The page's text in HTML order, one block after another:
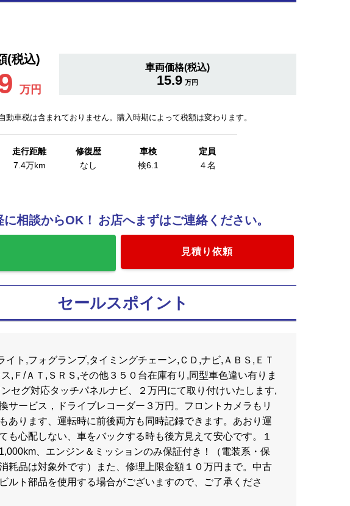
(税込)
万円
車両価格(税込)
15.9 万円
動車税は含まれておりません。購入時期によって税額は変わります。
走行距離
7.4万km
修復歴
なし
車検
検6.1
定員
４名
に相談からOK！ お店へまずはご連絡ください。
見積り依頼
セールスポイント
イト,フォグランプ,タイミングチェーン,ＣＤ,ナビ,ＡＢＳ,ＥＴ
ス,Ｆ/ＡＴ,ＳＲＳ,その他３５０台在庫有り,同型車色違い有りま
セグ対応タッチパネルナビ、２万円にて取り付けいたします,
サービス，ドライブレコーダー３万円。フロントカメラもリ
あります、運転時に前後両方も同時記録できます。あおり運
も心配しない、車をバックする時も後方見えて安心です。１
、エンジン＆ミッションのみ保証付き！（電装系・保
耗品は対象外です）また、修理上限金額１０万円まで。中古
ルト部品を使用する場合がございますので、ご了承くださ